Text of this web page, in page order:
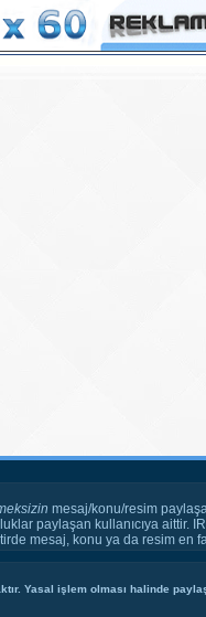
mesaj/konu/resim
paylaşan kullanıcıya aittir.
mesaj, konu ya da resim en
Yasal işlem olması halinde